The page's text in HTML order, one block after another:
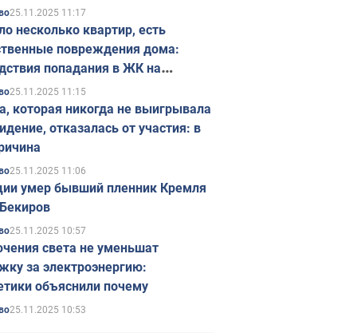
в ноябре
25.11.2025 11:17
несколько квартир, есть
повреждения дома:
попадания в ЖК на
в Киеве. Фото
25.11.2025 11:15
которая никогда не выигрывала
отказалась от участия: в
25.11.2025 11:06
умер бывший пленник Кремля
25.11.2025 10:57
света не уменьшат
за электроэнергию:
объяснили почему
25.11.2025 10:53